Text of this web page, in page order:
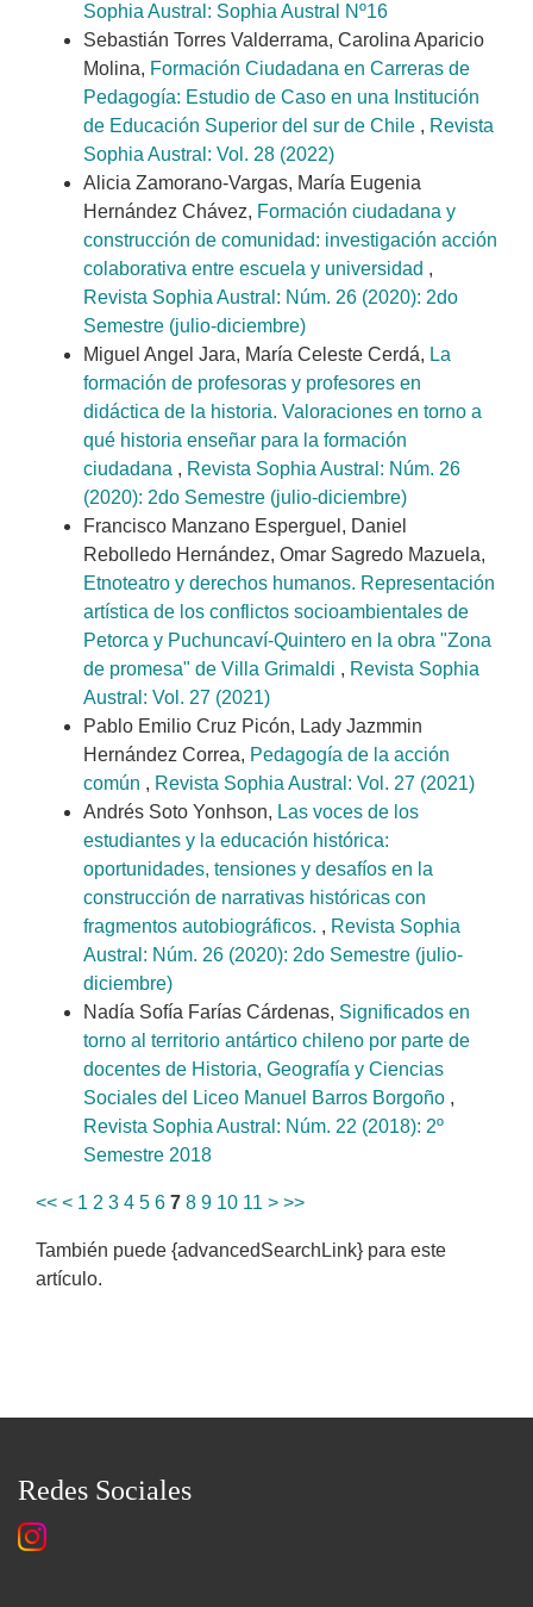
Sophia Austral: Sophia Austral Nº16
Sebastián Torres Valderrama, Carolina Aparicio
Molina, Formación Ciudadana en Carreras de
Pedagogía: Estudio de Caso en una Institución
de Educación Superior del sur de Chile , Revista
Sophia Austral: Vol. 28 (2022)
Alicia Zamorano-Vargas, María Eugenia
Hernández Chávez, Formación ciudadana y
construcción de comunidad: investigación acción
colaborativa entre escuela y universidad ,
Revista Sophia Austral: Núm. 26 (2020): 2do
Semestre (julio-diciembre)
Miguel Angel Jara, María Celeste Cerdá, La
formación de profesoras y profesores en
didáctica de la historia. Valoraciones en torno a
qué historia enseñar para la formación
ciudadana , Revista Sophia Austral: Núm. 26
(2020): 2do Semestre (julio-diciembre)
Francisco Manzano Esperguel, Daniel
Rebolledo Hernández, Omar Sagredo Mazuela,
Etnoteatro y derechos humanos. Representación
artística de los conflictos socioambientales de
Petorca y Puchuncaví-Quintero en la obra "Zona
de promesa" de Villa Grimaldi , Revista Sophia
Austral: Vol. 27 (2021)
Pablo Emilio Cruz Picón, Lady Jazmmin
Hernández Correa, Pedagogía de la acción
común , Revista Sophia Austral: Vol. 27 (2021)
Andrés Soto Yonhson, Las voces de los
estudiantes y la educación histórica:
oportunidades, tensiones y desafíos en la
construcción de narrativas históricas con
fragmentos autobiográficos. , Revista Sophia
Austral: Núm. 26 (2020): 2do Semestre (julio-
diciembre)
Nadía Sofía Farías Cárdenas, Significados en
torno al territorio antártico chileno por parte de
docentes de Historia, Geografía y Ciencias
Sociales del Liceo Manuel Barros Borgoño ,
Revista Sophia Austral: Núm. 22 (2018): 2º
Semestre 2018
<< < 1 2 3 4 5 6 7 8 9 10 11 > >>
También puede {advancedSearchLink} para este
artículo.
Redes Sociales